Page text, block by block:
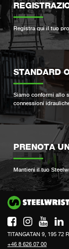
Registra qui il tuo
STANDARD
Siamo conformi allo
connessioni
PRENOTA
Mantieni il tuo
TITANGATAN 9, 195 72
+46 8 626 07 00